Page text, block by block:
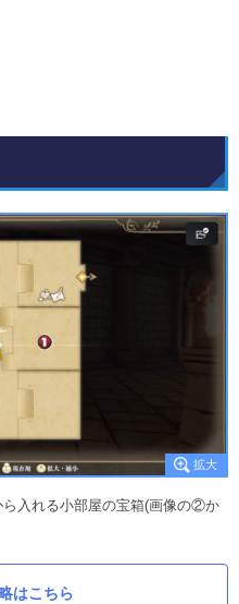
入れる小部屋の宝箱(画像の②か
はこちら